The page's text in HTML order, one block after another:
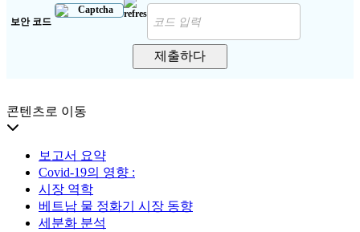
보안 코드
제출하다
콘텐츠로 이동
보고서 요약
Covid-19의 영향 :
시장 역학
베트남 물 정화기 시장 동향
세분화 분석